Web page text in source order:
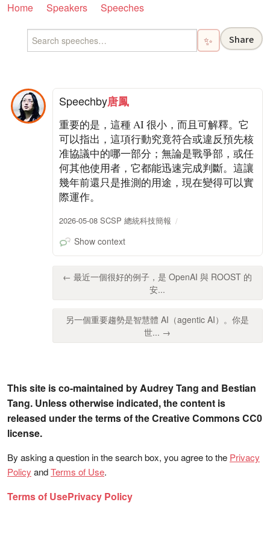
Home Speakers Speeches
✨ Share
Speechby唐鳳
重要的是，這種 AI 很小，而且可解釋。它
可以指出，這項行動究竟符合或違反預先核
准協議中的哪一部分；無論是戰爭部，或任
何其他使用者，它都能迅速完成判斷。這讓
幾年前還只是推測的用途，現在變得可以實
際運作。
2026-05-08 SCSP 總統科技簡報
Show context
← 最近一個很好的例子，是 OpenAI 與 ROOST 的
安...
另一個重要趨勢是智慧體 AI（agentic AI）。你是
世... →
This site is co-maintained by Audrey Tang and Bestian
Tang. Unless otherwise indicated, the content is
released under the terms of the Creative Commons CC0
license.
By asking a question in the search box, you agree to the Privacy
Policy andTerms of Use.
Terms of UsePrivacy Policy